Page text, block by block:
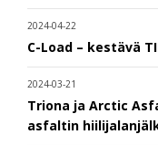
2024-04-22
C-Load – kestävä
2024-03-21
Triona ja Arctic
asfaltin